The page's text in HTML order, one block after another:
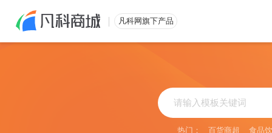
凡科网旗下产品
热门： 百货商超 食品